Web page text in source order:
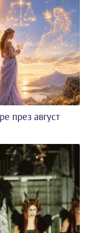
през август